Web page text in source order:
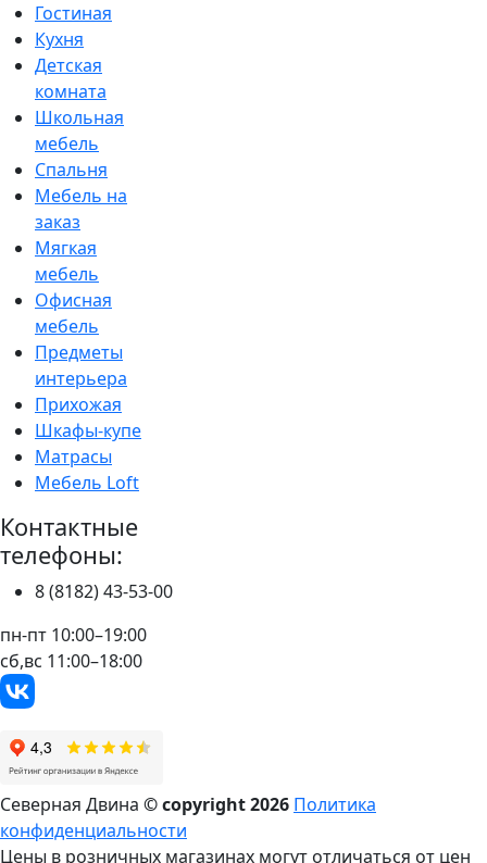
Гостиная
Кухня
Детская
комната
Школьная
мебель
Спальня
Мебель на
заказ
Мягкая
мебель
Офисная
мебель
Предметы
интерьера
Прихожая
Шкафы-купе
Матрасы
Мебель Loft
Контактные
телефоны:
8 (8182) 43-53-00
пн-пт 10:00–19:00
сб,вс 11:00–18:00
Северная Двина © copyright2026 Политика
конфиденциальности
Цены в розничных магазинах могут отличаться от цен